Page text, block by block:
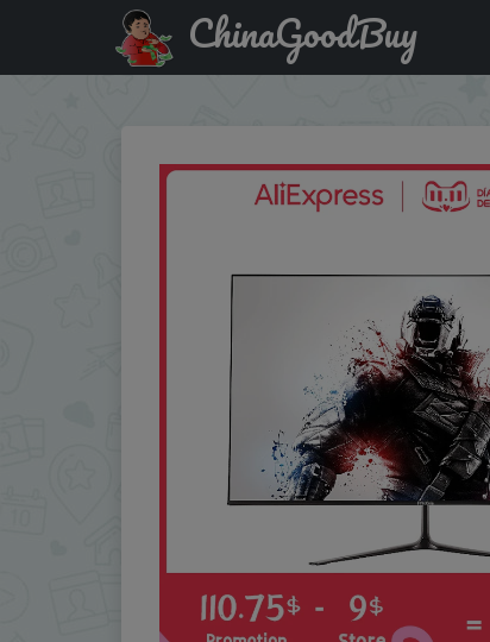
Придбати 24Inch PC Monitor HDMI Desktop LCD
ChinaGoodBuy